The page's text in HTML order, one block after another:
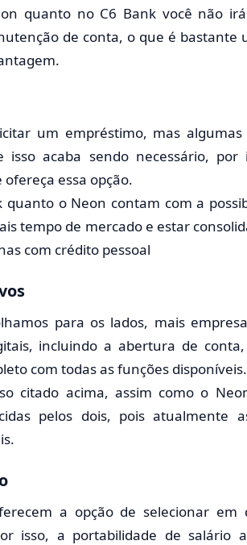
quanto no C6 Bank você não
de conta, o que é bastante
um empréstimo, mas
isso acaba sendo necessário,
essa opção.
quanto o Neon contam com a
tempo de mercado e estar
com crédito pessoal
para os lados, mais
incluindo a abertura de
com todas as funções disponíveis.
citado acima, assim como o
pelos dois, pois atualmente
a opção de selecionar em
isso, a portabilidade de salário